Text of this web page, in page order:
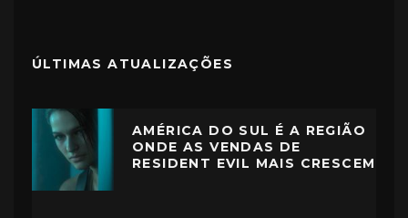
ÚLTIMAS ATUALIZAÇÕES
AMÉRICA DO SUL É A REGIÃO
ONDE AS VENDAS DE
RESIDENT EVIL MAIS CRESCEM